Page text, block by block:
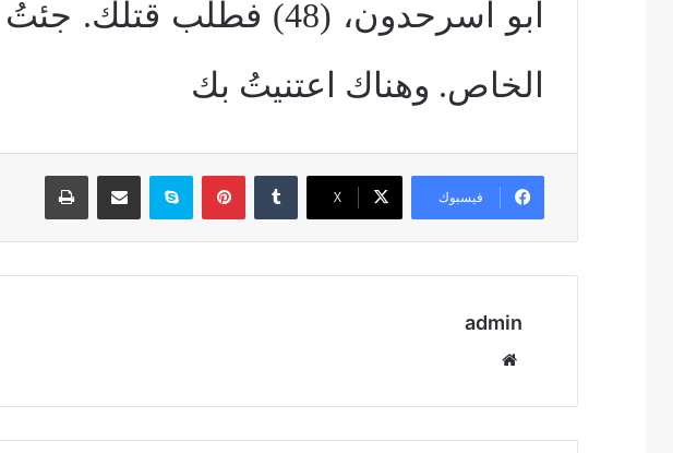
أبو اسرحدون، (48) فطلب
الخاص. وهناك اعتنيتُ بك
فيسبوك ‫X
بينتيريستسكايب مشاركة عبر البريد طباعة
admin